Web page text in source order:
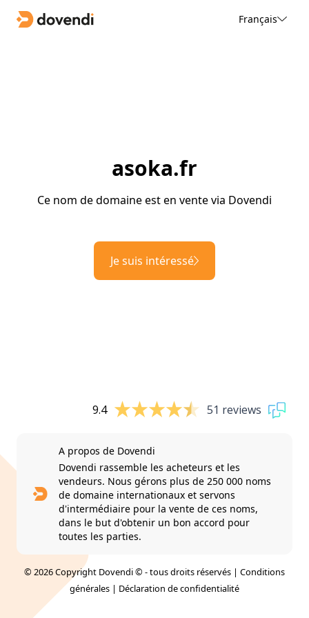
Français
asoka.fr
Ce nom de domaine est en vente via Dovendi
Je suis intéressé
9.4 51 reviews
A propos de Dovendi
Dovendi rassemble les acheteurs et les
vendeurs. Nous gérons plus de 250 000 noms
de domaine internationaux et servons
d'intermédiaire pour la vente de ces noms,
dans le but d'obtenir un bon accord pour
toutes les parties.
© 2026 Copyright Dovendi © - tous droits réservés | Conditions
générales | Déclaration de confidentialité